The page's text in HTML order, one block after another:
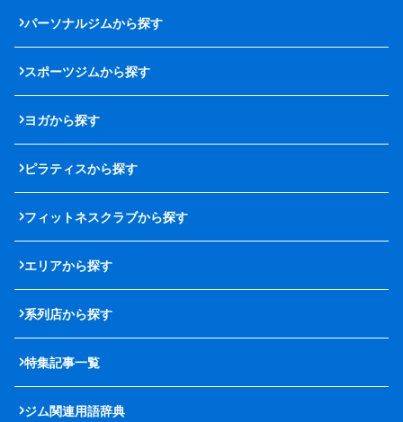
パーソナルジムから探す
スポーツジムから探す
ヨガから探す
ピラティスから探す
フィットネスクラブから探す
エリアから探す
系列店から探す
特集記事一覧
ジム関連用語辞典